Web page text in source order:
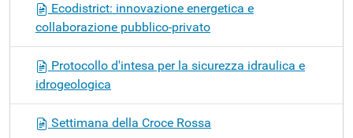
Ecodistrict: innovazione energetica e
collaborazione pubblico-privato
Protocollo d'intesa per la sicurezza idraulica e
idrogeologica
Settimana della Croce Rossa